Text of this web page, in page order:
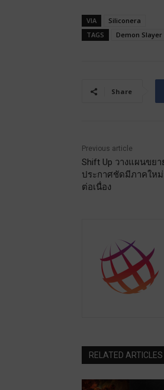
VIA
Siliconera
TAGS
Demon Slayer
Share
Previous article
Shift Up วางแผนขยา
ประกาศชัดมีภาคให
ต่อเนื่อง
RELATED ARTICLES